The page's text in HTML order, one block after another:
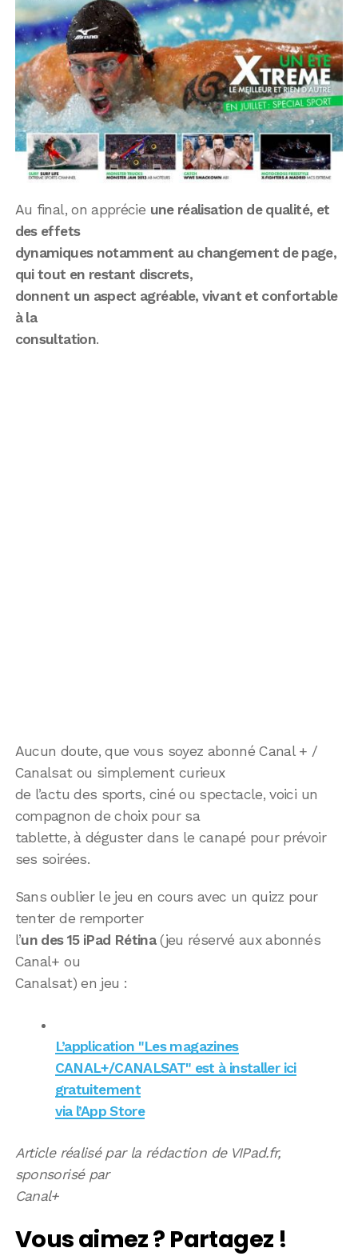
Au final, on apprécie une réalisation de qualité, et
des effets
dynamiques notamment au changement de page,
qui tout en restant discrets,
donnent un aspect agréable, vivant et confortable
à la
consultation.
Aucun doute, que vous soyez abonné Canal + /
Canalsat ou simplement curieux
de l’actu des sports, ciné ou spectacle, voici un
compagnon de choix pour sa
tablette, à déguster dans le canapé pour prévoir
ses soirées.
Sans oublier le jeu en cours avec un quizz pour
tenter de remporter
l’un des 15 iPad Rétina(jeu réservé aux abonnés
Canal+ ou
Canalsat) en jeu :
L’application "Les magazines
CANAL+/CANALSAT" est à installer ici
gratuitement
via l’App Store
Article réalisé par la rédaction de VIPad.fr,
sponsorisé par
Canal+
Vous aimez ? Partagez !